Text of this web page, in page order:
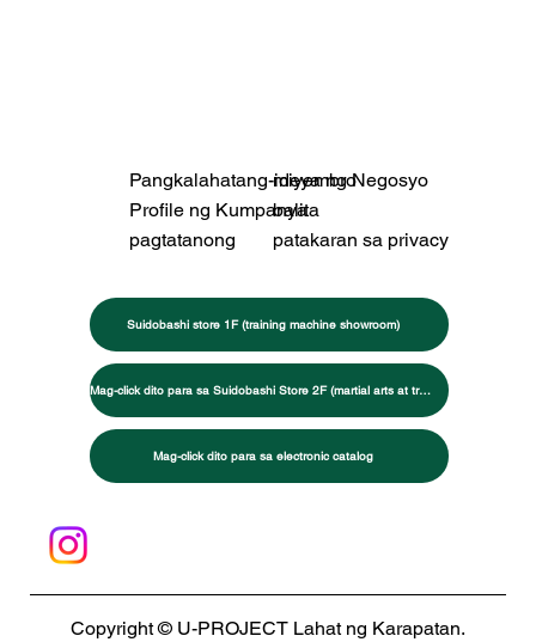
Suidobashi store 1F (training machine showroom)
Mag-click dito para sa Suidobashi Store 2F (martial arts at training specialty store)
Mag-click dito para sa electronic catalog
Pangkalahatang-ideya ng Negosyo
miyembro
Profile ng Kumpanya
balita
pagtatanong
patakaran sa privacy
Copyright © U-PROJECT Lahat ng Karapatan.